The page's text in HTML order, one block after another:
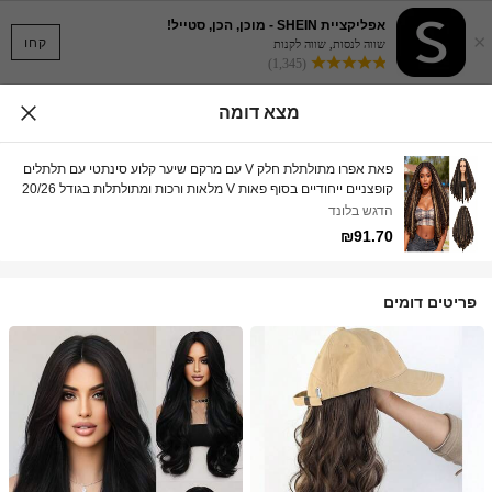
קחו ×
אפליקציית SHEIN - מוכן, הכן, סטייל!
שווה לנסות, שווה לקנות
(1,345)
מצא דומה
פאת אפרו מתולתלת חלק V עם מרקם שיער קלוע סינתטי עם תלתלים
קופצניים ייחודיים בסוף פאות V מלאות ורכות ומתולתלות בגודל 20/26
אינץ' לנשים
הדגש בלונד
₪91.70
פריטים דומים